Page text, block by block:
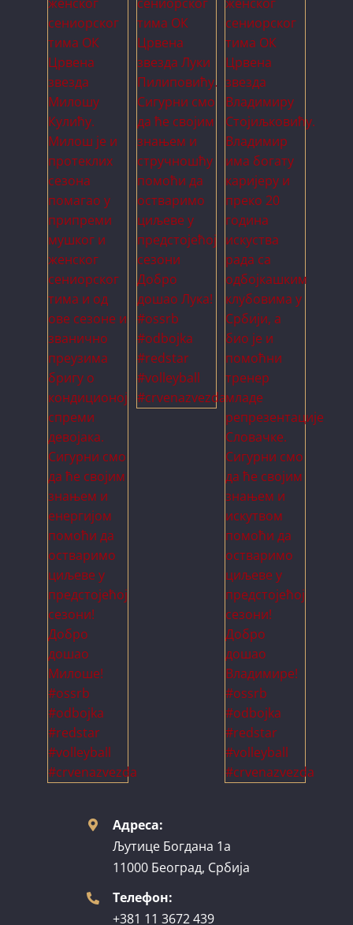
Адреса:
Љутице Богдана 1а
11000 Београд, Србија
Телефон:
+381 11 3672 439